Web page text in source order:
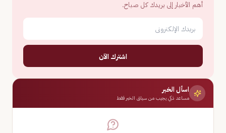
أهم الأخبار إلى بريدك كل صباح.
اشترك الآن
اسأل الخبر
مساعد ذكي يجيب من سياق الخبر فقط